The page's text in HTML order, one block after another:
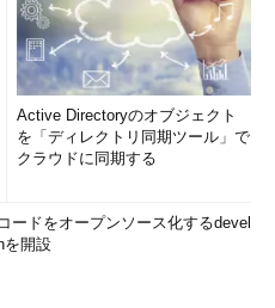
Active Directoryのオブジェクト
を「ディレクトリ同期ツール」で
クラウドに同期する
ードをオープンソース化するdevel
を開設